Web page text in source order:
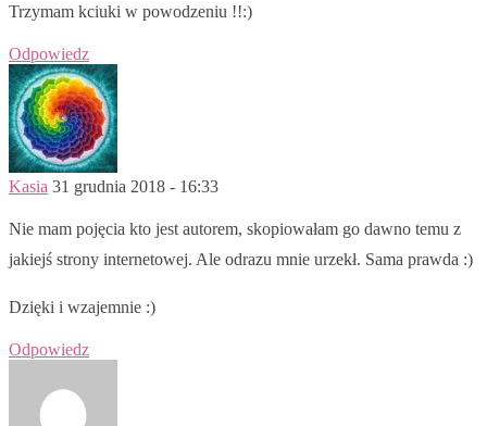
Trzymam kciuki w powodzeniu !!:)
Odpowiedz
Kasia 31 grudnia 2018 - 16:33
Nie mam pojęcia kto jest autorem, skopiowałam go dawno temu z
jakiejś strony internetowej. Ale odrazu mnie urzekł. Sama prawda :)
Dzięki i wzajemnie :)
Odpowiedz